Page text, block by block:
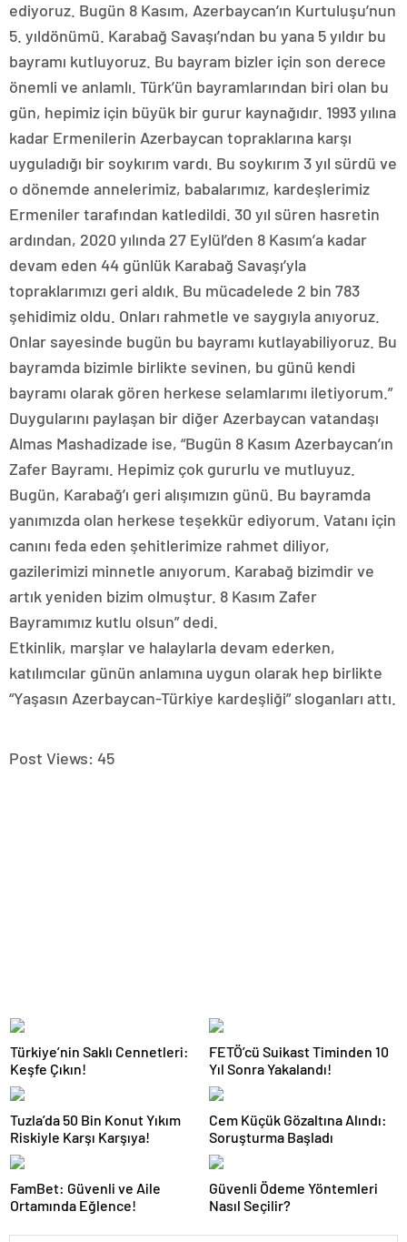
ediyoruz. Bugün 8 Kasım, Azerbaycan’ın Kurtuluşu’nun
5. yıldönümü. Karabağ Savaşı’ndan bu yana 5 yıldır bu
bayramı kutluyoruz. Bu bayram bizler için son derece
önemli ve anlamlı. Türk’ün bayramlarından biri olan bu
gün, hepimiz için büyük bir gurur kaynağıdır. 1993 yılına
kadar Ermenilerin Azerbaycan topraklarına karşı
uyguladığı bir soykırım vardı. Bu soykırım 3 yıl sürdü ve
o dönemde annelerimiz, babalarımız, kardeşlerimiz
Ermeniler tarafından katledildi. 30 yıl süren hasretin
ardından, 2020 yılında 27 Eylül’den 8 Kasım’a kadar
devam eden 44 günlük Karabağ Savaşı’yla
topraklarımızı geri aldık. Bu mücadelede 2 bin 783
şehidimiz oldu. Onları rahmetle ve saygıyla anıyoruz.
Onlar sayesinde bugün bu bayramı kutlayabiliyoruz. Bu
bayramda bizimle birlikte sevinen, bu günü kendi
bayramı olarak gören herkese selamlarımı iletiyorum.”
Duygularını paylaşan bir diğer Azerbaycan vatandaşı
Almas Mashadizade ise, “Bugün 8 Kasım Azerbaycan’ın
Zafer Bayramı. Hepimiz çok gururlu ve mutluyuz.
Bugün, Karabağ’ı geri alışımızın günü. Bu bayramda
yanımızda olan herkese teşekkür ediyorum. Vatanı için
canını feda eden şehitlerimize rahmet diliyor,
gazilerimizi minnetle anıyorum. Karabağ bizimdir ve
artık yeniden bizim olmuştur. 8 Kasım Zafer
Bayramımız kutlu olsun” dedi.
Etkinlik, marşlar ve halaylarla devam ederken,
katılımcılar günün anlamına uygun olarak hep birlikte
“Yaşasın Azerbaycan-Türkiye kardeşliği” sloganları attı.
Post Views: 45
Türkiye’nin Saklı Cennetleri:
Keşfe Çıkın!
FETÖ’cü Suikast Timinden 10
Yıl Sonra Yakalandı!
Tuzla’da 50 Bin Konut Yıkım
Riskiyle Karşı Karşıya!
Cem Küçük Gözaltına Alındı:
Soruşturma Başladı
FamBet: Güvenli ve Aile
Ortamında Eğlence!
Güvenli Ödeme Yöntemleri
Nasıl Seçilir?